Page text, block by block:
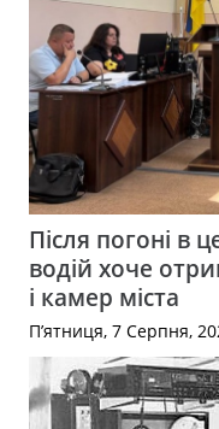
Після погоні в
водій хоче
і камер міста
П’ятниця, 7 Серпня,